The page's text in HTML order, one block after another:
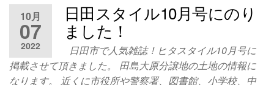
10月
07
2022
日田スタイル10月号にのり
ました！
日田市で人気雑誌！ヒタスタイル10月号に
掲載させて頂きました。 田島大原分譲地の土地の情報に
なります。 近くに市役所や警察署、図書館、小学校、中